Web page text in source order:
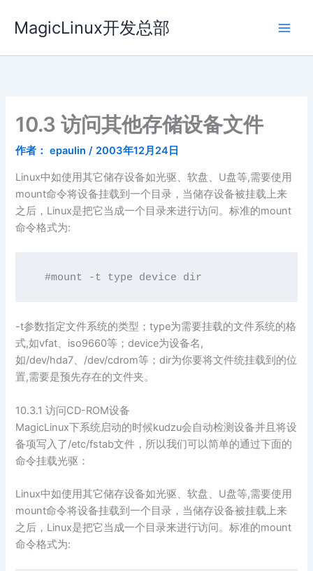
容
MagicLinux开发总部
10.3 访问其他存储设备文件
作者： epaulin/ 2003年12月24日
Linux中如使用其它储存设备如光驱、软盘、U盘等,需要使用
mount命令将设备挂载到一个目录，当储存设备被挂载上来
之后，Linux是把它当成一个目录来进行访问。标准的mount
命令格式为:
-t参数指定文件系统的类型；type为需要挂载的文件系统的格
式,如vfat、iso9660等；device为设备名,
如/dev/hda7、/dev/cdrom等；dir为你要将文件统挂载到的位
置,需要是预先存在的文件夹。
10.3.1 访问CD-ROM设备
MagicLinux下系统启动的时候kudzu会自动检测设备并且将设
备项写入了/etc/fstab文件，所以我们可以简单的通过下面的
命令挂载光驱：
Linux中如使用其它储存设备如光驱、软盘、U盘等,需要使用
mount命令将设备挂载到一个目录，当储存设备被挂载上来
之后，Linux是把它当成一个目录来进行访问。标准的mount
命令格式为: